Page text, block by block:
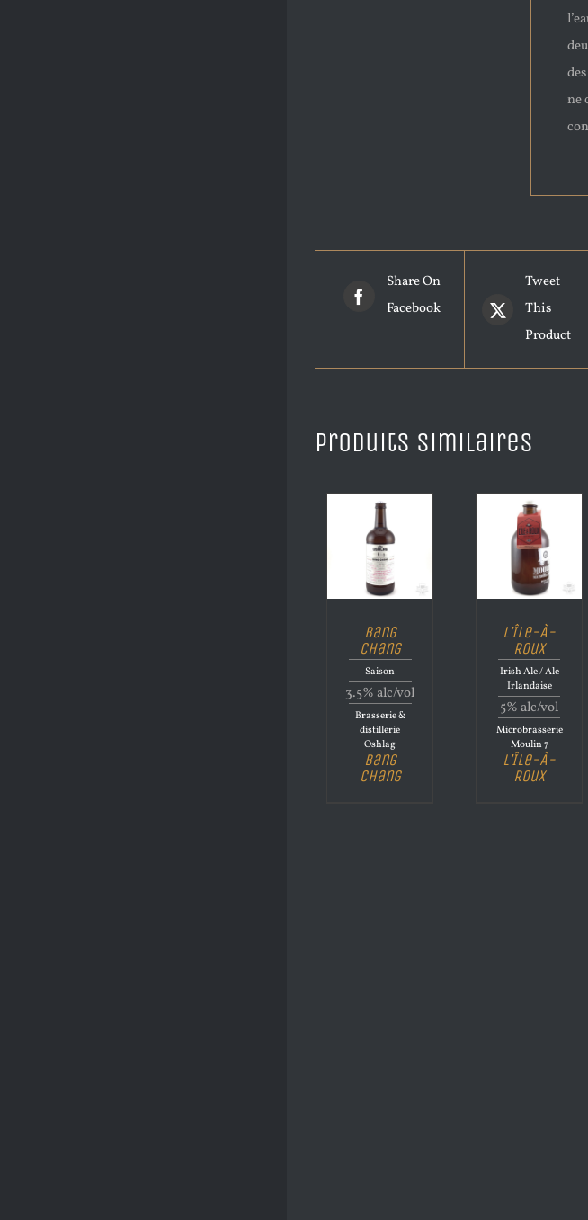
ne
Share On
Facebook
Tweet
This
Product
Produits similaires
Bang
Chang
Saison
3.5% alc/vol
Brasserie &
distillerie
Oshlag
Bang
Chang
L’Île-À-
Roux
Irish Ale / Ale
Irlandaise
5% alc/vol
Microbrasserie
Moulin 7
L’Île-À-
Roux